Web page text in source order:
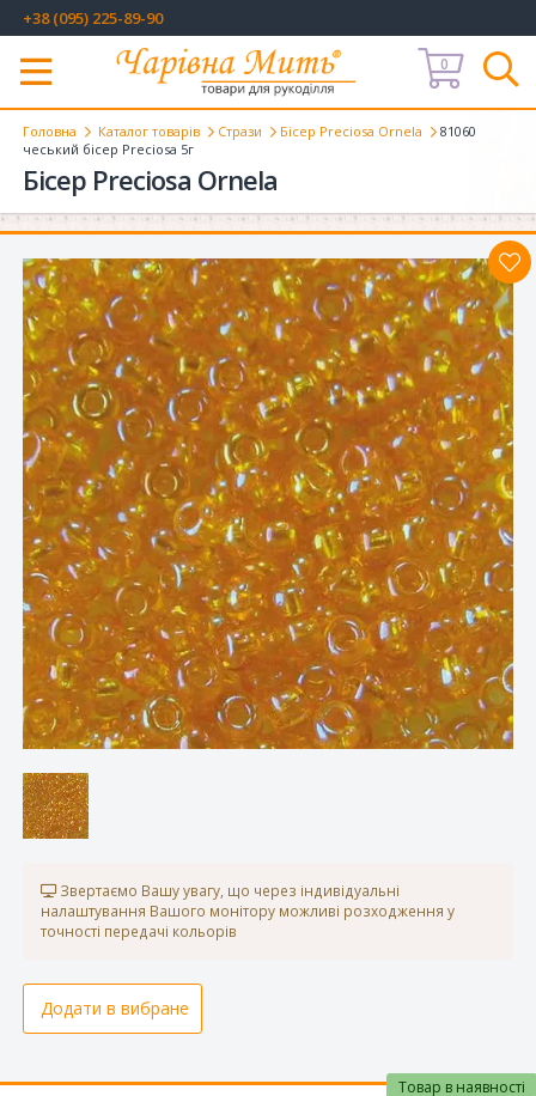
+38 (095) 225-89-90
Меню
0
Головна Каталог товарів Стрази Бісер Preciosa Ornela
81060
чеський бісер Preciosa 5г
Бісер Preciosa Ornela
Звертаємо Вашу увагу, що через індивідуальні
налаштування Вашого монітору можливі розходження у
точності передачі кольорів
Додати в вибране
Товар в наявності